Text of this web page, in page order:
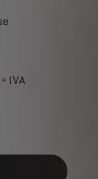
+ IVA